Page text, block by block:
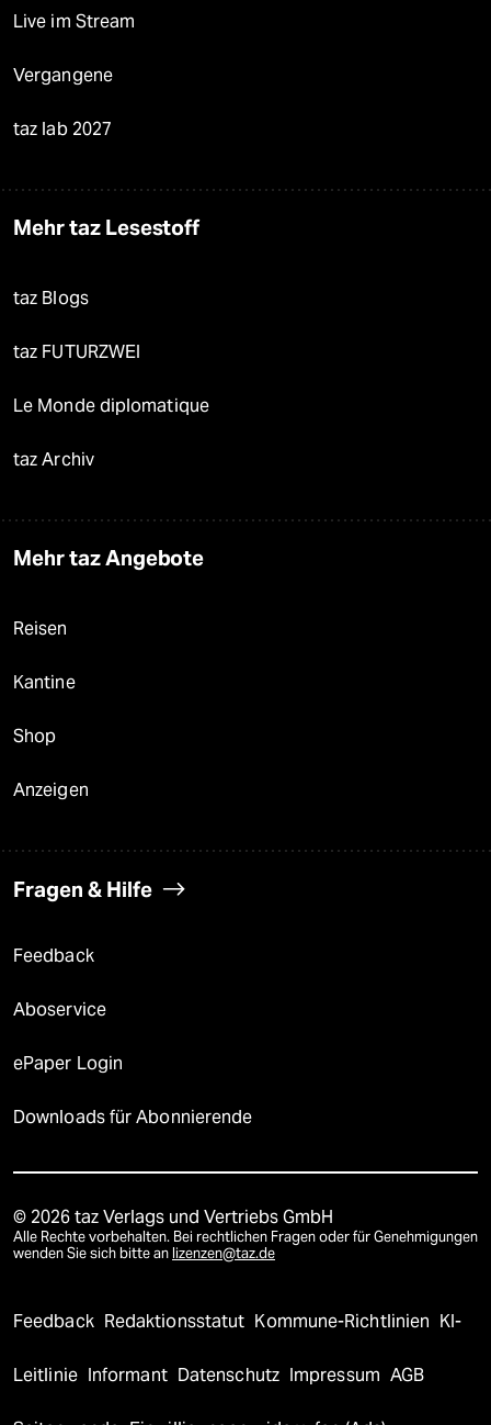
Live im Stream
Vergangene
taz lab 2027
Mehr taz Lesestoff
taz Blogs
taz FUTURZWEI
Le Monde diplomatique
taz Archiv
Mehr taz Angebote
Reisen
Kantine
Shop
Anzeigen
Fragen & Hilfe
Feedback
Aboservice
ePaper Login
Downloads für Abonnierende
© 2026 taz Verlags und Vertriebs GmbH
Alle Rechte vorbehalten. Bei rechtlichen Fragen oder für Genehmigungen
wenden Sie sich bitte an lizenzen@taz.de
Feedback Redaktionsstatut Kommune-Richtlinien KI-
Leitlinie Informant Datenschutz Impressum AGB